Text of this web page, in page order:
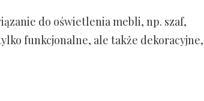
do oświetlenia mebli, np. szaf,
funkcjonalne, ale także dekoracyjne,